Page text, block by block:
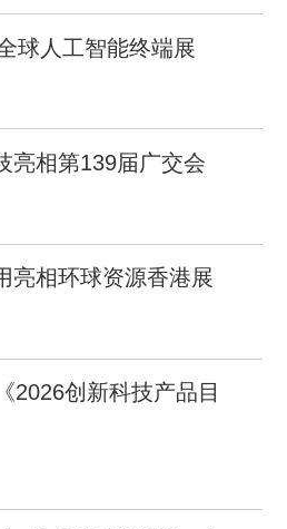
球人工智能终端展
亮相第139届广交会
亮相环球资源香港展
2026创新科技产品目